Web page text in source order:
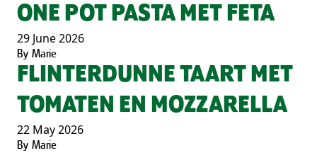
ONE POT PASTA MET FETA
29 June 2026
By Marie
FLINTERDUNNE TAART MET
TOMATEN EN MOZZARELLA
22 May 2026
By Marie